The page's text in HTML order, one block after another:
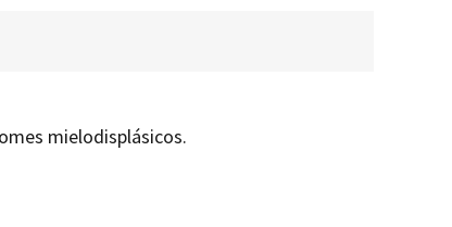
mielodisplásicos.